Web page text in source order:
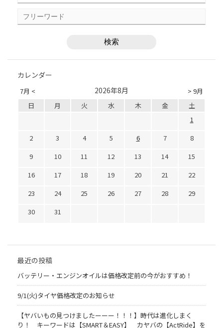
カレンダー
7月 < > 9月
2026年8月
日 月 火 水 木 金
土
1
2
3 4 5 6 7
8
9
10 11 12 13 14
15
16
17 18 19 20 21
22
23
24 25 26 27 28
29
30
31
最近の投稿
バッテリー・エンジンオイルは価格改定前の今がおすすめ！
9/1(火)タイヤ価格改定のお知らせ
【ヤバいもの見つけましたーーー！！！】時代は進化しまく
り！ キーワードは【SMART＆EASY】 カヤバの【ActRide】を